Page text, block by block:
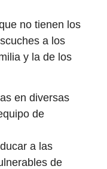
no tienen los
a los
y la de los
en diversas
de
a las
de